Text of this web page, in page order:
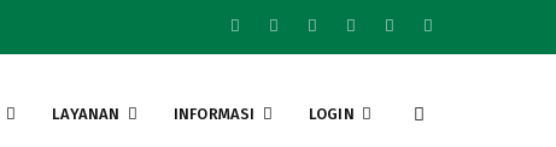
LAYANAN INFORMASI LOGIN